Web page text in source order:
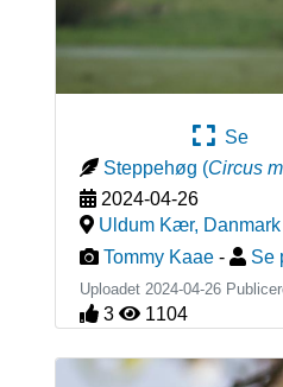
Se
Steppehøg (Circus
2024-04-26
Uldum Kær, Danmark
Tommy Kaae - Se
Uploadet 2024-04-26
3 1104